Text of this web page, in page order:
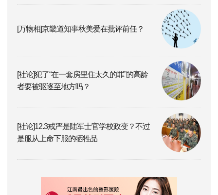
[万物相]京畿道知事秋美爱在批评前任？
[社论]犯了“在一套房里住太久的罪”的高龄
者要被驱逐至地方吗？
[社论]12.3戒严是陆军士官学校政变？不过
是服从上命下服的牺牲品